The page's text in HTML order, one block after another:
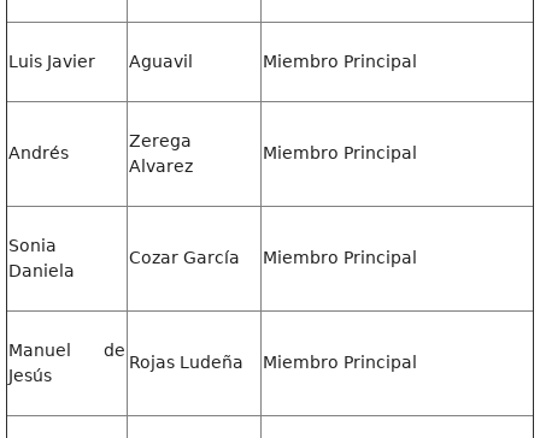
Luis Javier Aguavil Miembro Principal
Andrés
Zerega
Alvarez
Miembro Principal
Sonia
Daniela
Cozar García Miembro Principal
Manuel de
Jesús
Rojas Ludeña Miembro Principal